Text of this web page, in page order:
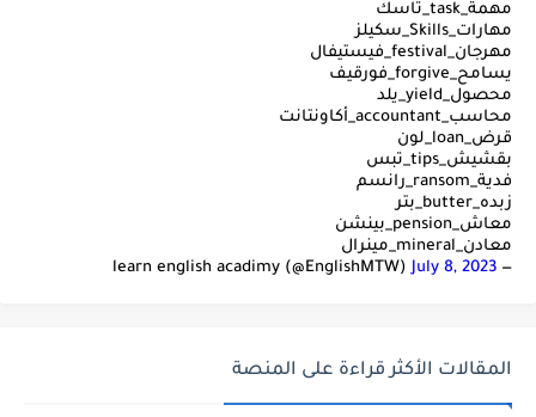
مهمة_task_تاسك
مهارات_Skills_سكيلز
مهرجان_festival_فيستيفال
يسامح_forgive_فورقيف
محصول_yield_يلد
محاسب_accountant_أكاونتانت
قرض_loan_لون
بقشيش_tips_تبس
فدية_ransom_رانسم
زبده_butter_بتر
معاش_pension_بينشن
معادن_mineral_مينرال
— learn english acadimy (@EnglishMTW)
July 8, 2023
المقالات الأكثر قراءة على المنصة